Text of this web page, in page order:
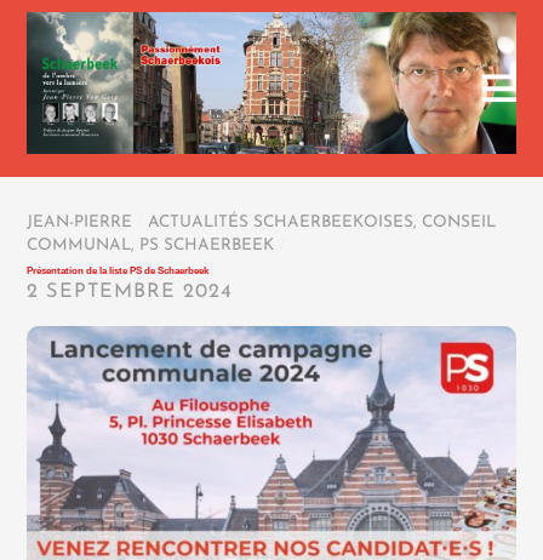
JEAN-PIERRE ACTUALITÉS SCHAERBEEKOISES, CONSEIL
COMMUNAL, PS SCHAERBEEK
Présentation de la liste PS de Schaerbeek
2 SEPTEMBRE 2024